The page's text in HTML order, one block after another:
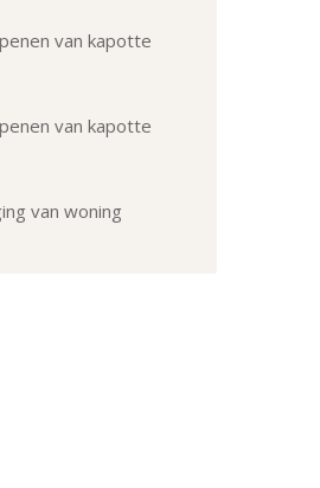
van kapotte
van kapotte
van woning